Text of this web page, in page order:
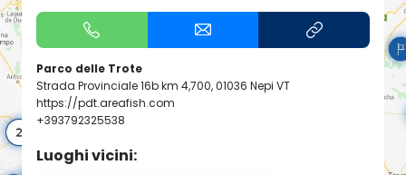
Parco delle Trote
Strada Provinciale 16b km 4,700, 01036 Nepi VT
https://pdt.areafish.com
+393792325538
Luoghi vicini: